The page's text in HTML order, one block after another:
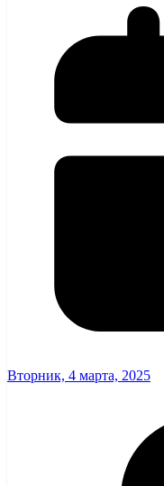
Вторник, 4 марта, 2025